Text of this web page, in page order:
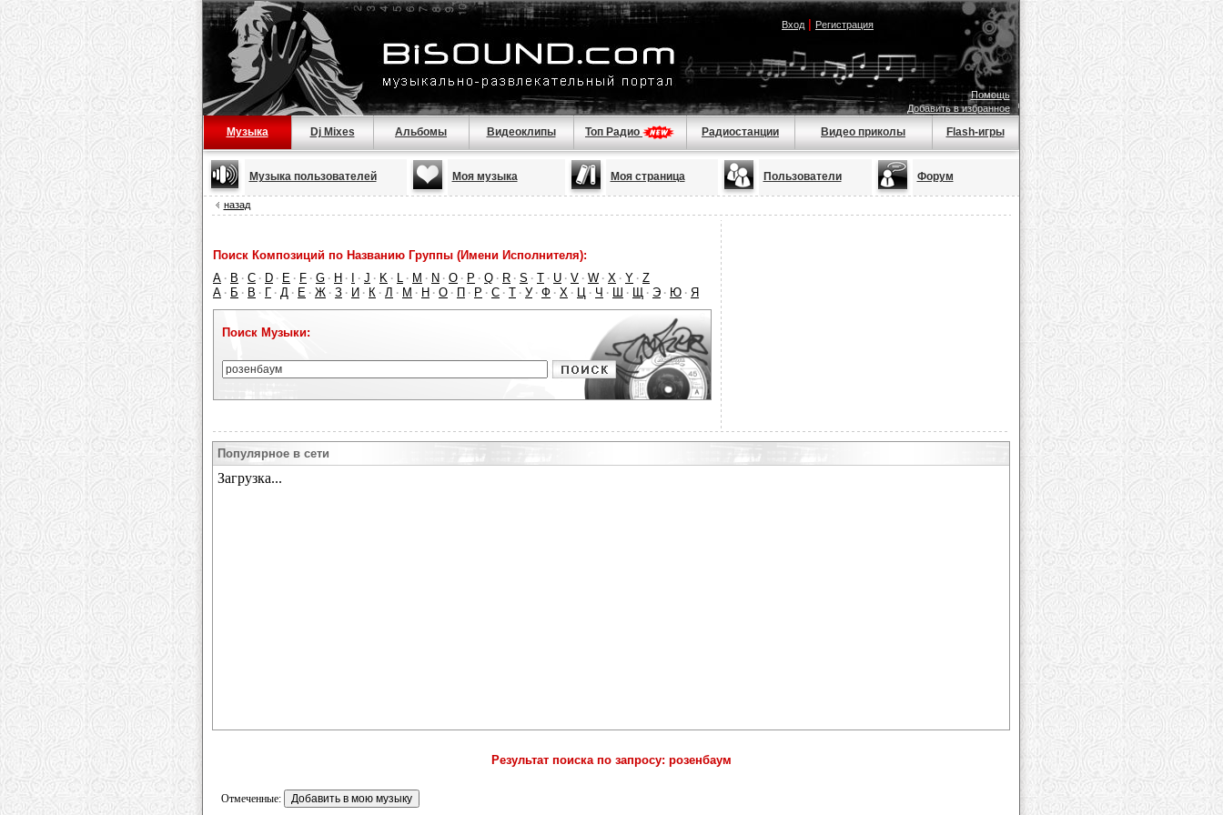
Вход| Регистрация
Помощь
Добавить в избранное
Музыка Dj Mixes Альбомы Видеоклипы Топ Радио Радиостанции Видео приколы Flash-игры
Музыка пользователей Моя музыка Моя страница Пользователи Форум
назад
Поиск Композиций по Названию Группы (Имени Исполнителя):
A · B · C · D · E · F · G · H · · J · K · L · M · N · O · P · Q · R · S · T · U · V · W · X · Y · Z
А · Б · В · Г · Д · Е · Ж · З · И · К · Л · М · Н · О · П · Р · С · Т · У · Ф · Х · Ц · Ч · Ш · Щ · Э · Ю · Я
Поиск Музыки:
Популярное в сети
Результат поиска по запросу: розенбаум
Отмеченные: